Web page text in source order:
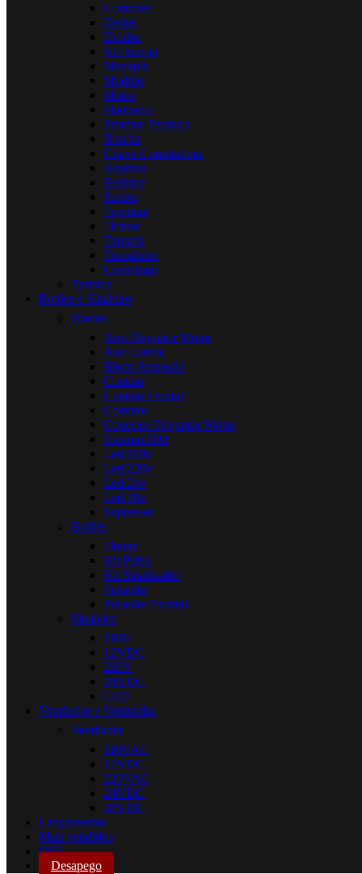
Controler
Dedos
Diodos
Kit Junção
Manopla
Modulo
Motor
Platinado
Protetor Termico
Bomba
Chave Comutadora
Registro
Resistor
Sensor
Terminal
Tiristor
Tomada
Transdutor
Centrifugo
Tyristor
Botões e Sinaleiro
Blocos
Aux Disjuntor Motor
Aux Lateral
Bloco Retenção
Contato
Contato Frontal
Contator
Conector Disjuntor Motor
Externo DM
Led 110v
Led 220v
Led 24v
Led 48v
Supressor
Botões
Flange
Kit Pulso
Kit Sinalizador
Pulsador
Pulsador Frontal
Sinaleiro
110V
12VDC
220V
24VDC
LED
Ventilador e Ventuinha
Ventilador
110VAC
12VDC
220VAC
24VDC
48VDC
Lançamentos
Mais vendidos
OFF
Desapego